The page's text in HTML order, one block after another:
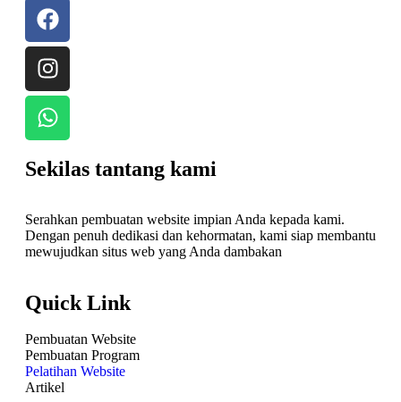
Sekilas tantang kami
Serahkan pembuatan website impian Anda kepada kami.
Dengan penuh dedikasi dan kehormatan, kami siap membantu
mewujudkan situs web yang Anda dambakan
Quick Link
Pembuatan Website
Pembuatan Program
Pelatihan Website
Artikel